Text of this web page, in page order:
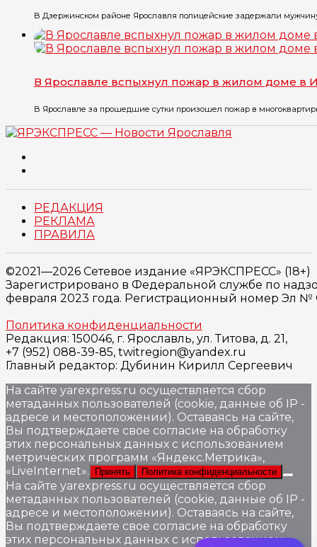
В Дзержинском районе Ярославля полицейские задержали
В Ярославле вспыхнул пожар в жилом доме в
В Ярославле за прошедшие сутки произошел пожар в
РЕДАКЦИЯ
РЕКЛАМА
ПРАВИЛА
©2021—2026 Сетевое издание «ЯРЭКСПРЕСС» (18+)
Зарегистрировано в Федеральной службе по
февраля 2023 года. Регистрационный номер Эл №
Политика конфиденциальности
Редакция: 150046, г. Ярославль, ул. Титова, д. 21,
+7 (952) 088-39-85, twitregion@yandex.ru
Главный редактор: Дубинин Кирилл Сергеевич
На сайте yarexpress.ru осуществляется сбор
метаданных пользователей (cookie, данные об IP -
адресе и местоположении). Оставаясь на сайте,
Вы подтверждаете свое согласие на обработку
этих персональных данных c использованием
метрических программ «Яндекс.Метрика»,
«LiveInternet».
Принять Политика конфиденциальности
На сайте yarexpress.ru осуществляется сбор
метаданных пользователей (cookie, данные об IP -
адресе и местоположении). Оставаясь на сайте,
Вы подтверждаете свое согласие на обработку
этих персональных данных c использованием